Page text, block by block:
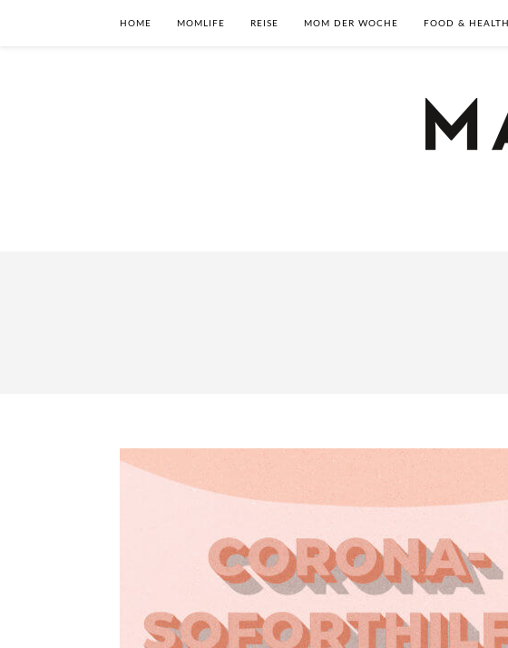
HOME MOMLIFE REISE MOM DER WOCHE FOOD & HEALTH